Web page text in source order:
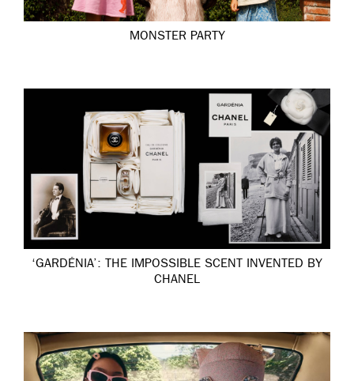
MONSTER PARTY
‘GARDÉNIA’: THE IMPOSSIBLE SCENT INVENTED BY
CHANEL